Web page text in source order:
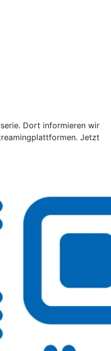
Dort informieren wir
Jetzt